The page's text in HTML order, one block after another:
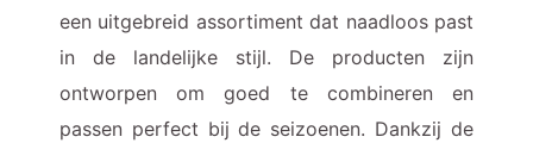
een uitgebreid assortiment dat naadloos past
in de landelijke stijl. De producten zijn
ontworpen om goed te combineren en
passen perfect bij de seizoenen. Dankzij de